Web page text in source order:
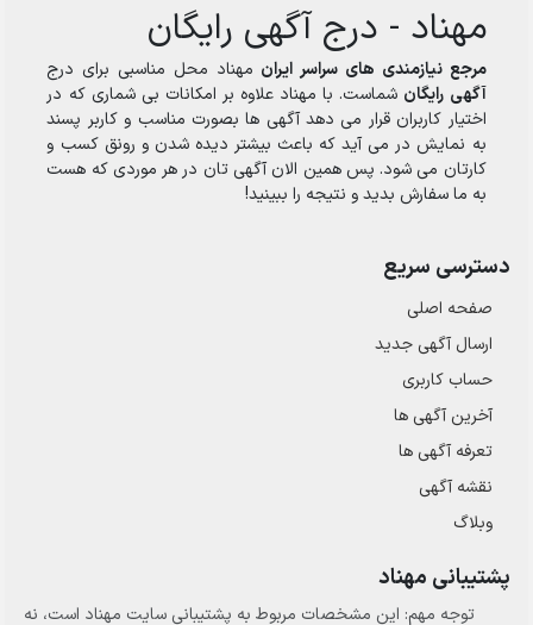
مهناد - درج آگهی رایگان
مرجع نیازمندی های سراسر ایران مهناد محل مناسبی برای درج
آگهی رایگان شماست. با مهناد علاوه بر امکانات بی شماری که در
اختیار کاربران قرار می دهد آگهی ها بصورت مناسب و کاربر پسند
به نمایش در می آید که باعث بیشتر دیده شدن و رونق کسب و
کارتان می شود. پس همین الان آگهی تان در هر موردی که هست
به ما سفارش بدید و نتیجه را ببینید!
دسترسی سریع
صفحه اصلی
ارسال‌ آگهی جدید
حساب کاربری
آخرین آگهی ها
تعرفه آگهی ها
نقشه آگهی
وبلاگ
پشتیبانی مهناد
توجه مهم: این مشخصات مربوط به پشتیبانی سایت مهناد است، نه